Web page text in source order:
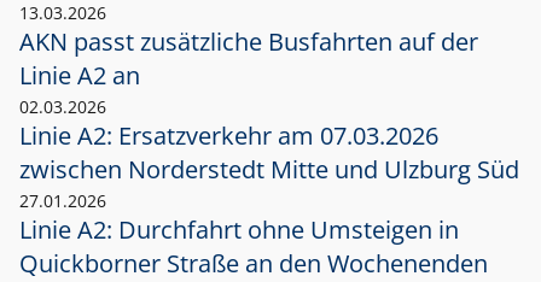
13.03.2026
AKN passt zusätzliche Busfahrten auf der
Linie A2 an
02.03.2026
Linie A2: Ersatzverkehr am 07.03.2026
zwischen Norderstedt Mitte und Ulzburg Süd
27.01.2026
Linie A2: Durchfahrt ohne Umsteigen in
Quickborner Straße an den Wochenenden